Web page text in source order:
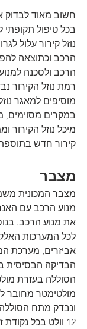
חשוב מאוד לבדוק
בכל טיפול
נוזל קירור עלול
הרכב וכתוצאה
הרכב ולסכנה
רמת נוזל הקירור
מוסיפים למאגר
במקרים מסוימים,
מיכל נוזל הקירור
קירור חדש
מצבר
מצבר המכונית
מנוע הרכב עם
את מנוע הרכב.
לכל המערכות
אביזרים, מערכת
הבדיקה הבסיסית
הסוללה בעזרת
מולטימטר מחובר
ונבדק מתח
12 וולט בכל